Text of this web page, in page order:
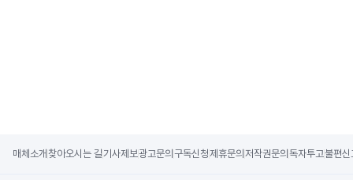
매체소개 찾아오시는 길기사제보광고문의 구독신청제휴문의 저작권문의 독자투고불편신